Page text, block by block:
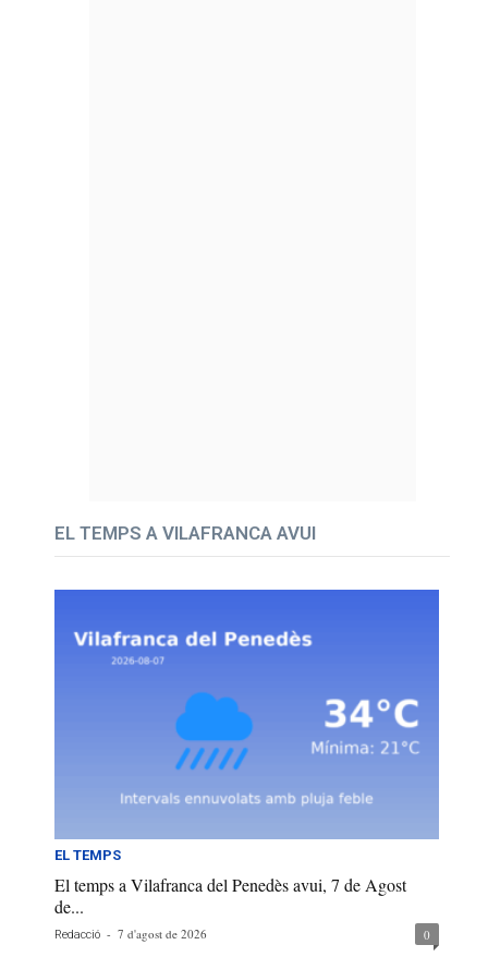
EL TEMPS A VILAFRANCA AVUI
EL TEMPS
El temps a Vilafranca del Penedès avui, 7 de Agost
de...
Redacció - 7 d'agost de 2026 0